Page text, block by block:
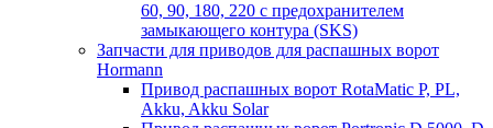
60, 90, 180, 220 с предохранителем
замыкающего контура (SKS)
Запчасти для приводов для распашных ворот
Hormann
Привод распашных ворот RotaMatic P, PL,
Akku, Akku Solar